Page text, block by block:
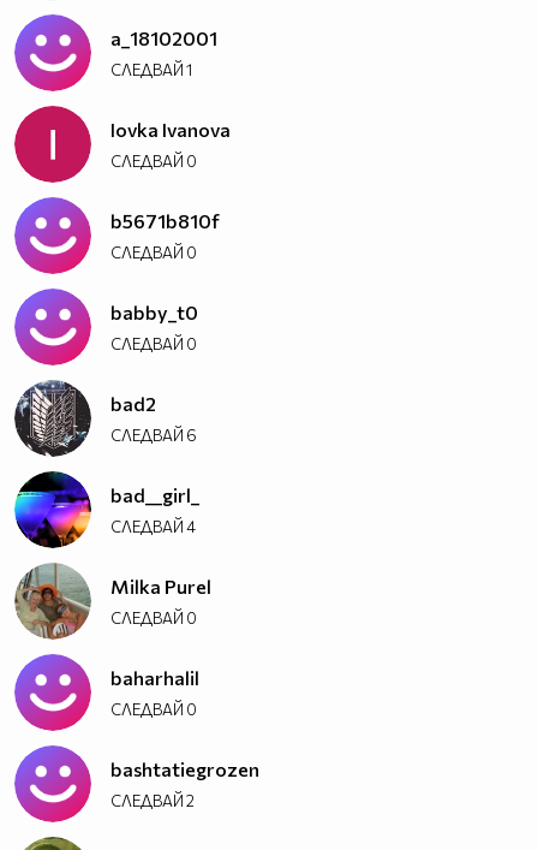
a_18102001
СЛЕДВАЙ1
Iovka Ivanova
СЛЕДВАЙ 0
b5671b810f
СЛЕДВАЙ 0
babby_t0
СЛЕДВАЙ 0
bad2
СЛЕДВАЙ 6
bad__girl_
СЛЕДВАЙ4
Milka Purel
СЛЕДВАЙ 0
baharhalil
СЛЕДВАЙ 0
bashtatiegrozen
СЛЕДВАЙ2